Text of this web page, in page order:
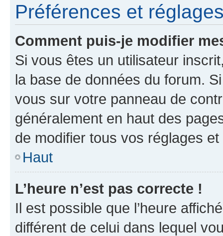
Préférences et
Comment puis-je modifier
Si vous êtes un utilisateur
la base de données du forum.
vous sur votre panneau de
généralement en haut des
de modifier tous vos réglages
Haut
L’heure n’est pas correcte !
Il est possible que l’heure
différent de celui dans lequel